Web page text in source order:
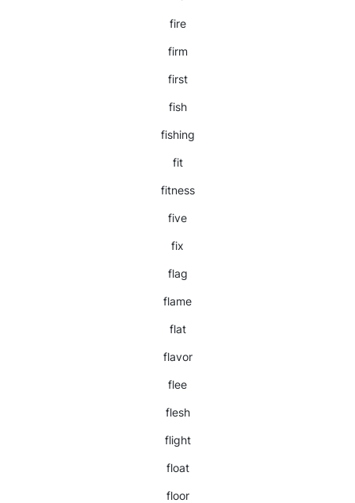
fire
firm
first
fish
fishing
fit
fitness
five
fix
flag
flame
flat
flavor
flee
flesh
flight
float
floor